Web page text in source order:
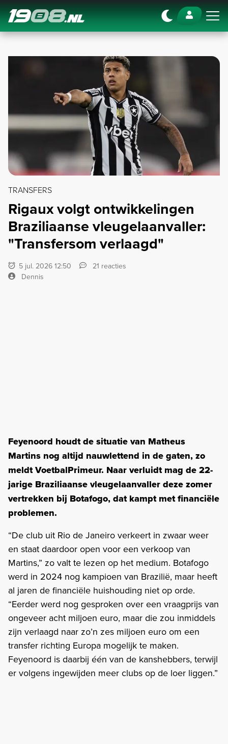
Navigation
TRANSFERS
Rigaux volgt ontwikkelingen
Braziliaanse vleugelaanvaller:
"Transfersom verlaagd"
5 jul. 2026 12:50
21 reacties
Dennis
Feyenoord houdt de situatie van Matheus
Martins nog altijd nauwlettend in de gaten, zo
meldt VoetbalPrimeur. Naar verluidt mag de 22-
jarige Braziliaanse vleugelaanvaller deze zomer
vertrekken bij Botafogo, dat kampt met financiële
problemen.
“De club uit Rio de Janeiro verkeert in zwaar weer
en staat daardoor open voor een verkoop van
Martins,” zo valt te lezen op het medium. Botafogo
werd in 2024 nog kampioen van Brazilië, maar heeft
al jaren de financiële huishouding niet op orde.
“Eerder werd nog gesproken over een vraagprijs van
ongeveer acht miljoen euro, maar die zou inmiddels
zijn verlaagd naar zo’n zes miljoen euro om een
transfer richting Europa mogelijk te maken.
Feyenoord is daarbij één van de kanshebbers, terwijl
er volgens ingewijden meer clubs op de loer liggen.”